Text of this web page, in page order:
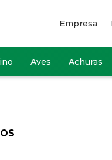
Aves Achuras
Empresa